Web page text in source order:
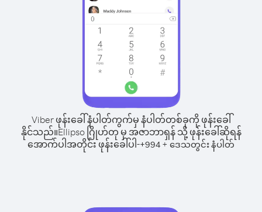
Viber ဖုန်းခေါ်နံပါတ်ကွက်မှ နံပါတ်တစ်ခုကို ဖုန်းခေါ်
နိုင်သည်။Ellipso ဂြိုဟ်တု မှ အဇာဘာရှန် သို့ ဖုန်းခေါ်ဆိုရန်
အောက်ပါအတိုင်း ဖုန်းခေါ်ပါ-+994 + ဒေသတွင်း နံပါတ်